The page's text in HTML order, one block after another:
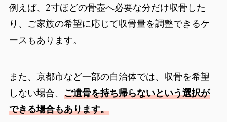
例えば、2寸ほどの骨壺へ必要な分だけ収骨した
り、ご家族の希望に応じて収骨量を調整できるケ
ースもあります。
また、京都市など一部の自治体では、収骨を希望
しない場合、 ご遺骨を持ち帰らないという選択が
できる場合もあります。